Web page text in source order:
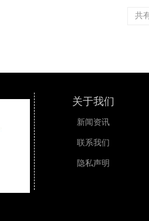
共
关于我们
新闻资讯
联系我们
隐私声明